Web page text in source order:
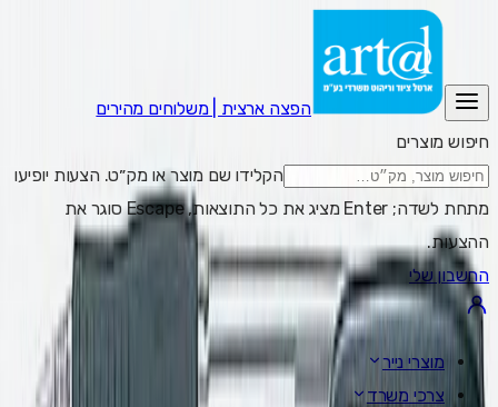
הפצה ארצית | משלוחים מהירים
חיפוש מוצרים
הקלידו שם מוצר או מק״ט. הצעות יופיעו
מתחת לשדה; Enter מציג את כל התוצאות, Escape סוגר את
ההצעות.
החשבון שלי
מוצרי נייר
צרכי משרד